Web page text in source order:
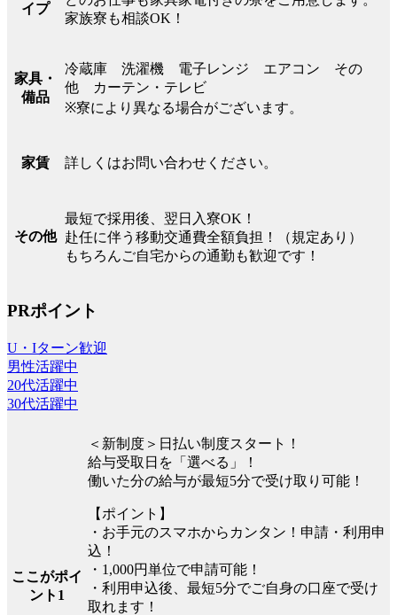
イプ
家族寮も相談OK！
家具・
備品
冷蔵庫 洗濯機 電子レンジ エアコン その
他 カーテン・テレビ
※寮により異なる場合がございます。
家賃 詳しくはお問い合わせください。
その他
最短で採用後、翌日入寮OK！
赴任に伴う移動交通費全額負担！（規定あり）
もちろんご自宅からの通勤も歓迎です！
PRポイント
U・Iターン歓迎
男性活躍中
20代活躍中
30代活躍中
ここがポイ
ント1
＜新制度＞日払い制度スタート！
給与受取日を「選べる」！
働いた分の給与が最短5分で受け取り可能！
【ポイント】
・お手元のスマホからカンタン！申請・利用申
込！
・1,000円単位で申請可能！
・利用申込後、最短5分でご自身の口座で受け
取れます！